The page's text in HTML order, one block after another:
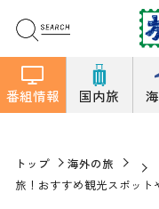
番組情報 国内旅
トップ 海外の旅
旅！おすすめ観光スポット